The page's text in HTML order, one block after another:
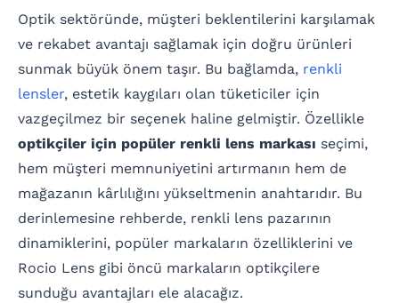
Optik sektöründe, müşteri beklentilerini karşılamak
ve rekabet avantajı sağlamak için doğru ürünleri
sunmak büyük önem taşır. Bu bağlamda, renkli
lensler, estetik kaygıları olan tüketiciler için
vazgeçilmez bir seçenek haline gelmiştir. Özellikle
optikçiler için popüler renkli lens markası seçimi,
hem müşteri memnuniyetini artırmanın hem de
mağazanın kârlılığını yükseltmenin anahtarıdır. Bu
derinlemesine rehberde, renkli lens pazarının
dinamiklerini, popüler markaların özelliklerini ve
Rocio Lens gibi öncü markaların optikçilere
sunduğu avantajları ele alacağız.